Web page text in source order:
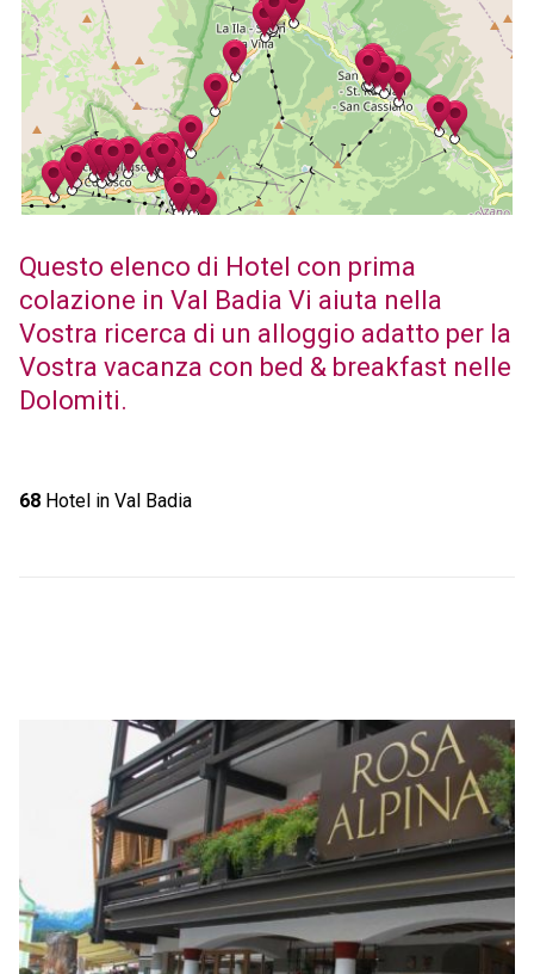
Questo elenco di Hotel con prima
colazione in Val Badia Vi aiuta nella
Vostra ricerca di un alloggio adatto per la
Vostra vacanza con bed & breakfast nelle
Dolomiti.
68Hotel in Val Badia